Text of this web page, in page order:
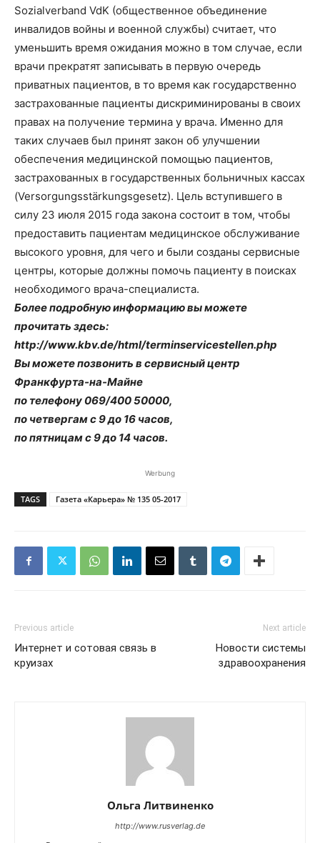
Sozialverband VdK (общественное объединение
инвалидов войны и военной службы) считает, что
уменьшить время ожидания можно в том случае, если
врачи прекратят записывать в первую очередь
приватных пациентов, в то время как государственно
застрахованные пациенты дискриминированы в своих
правах на получение термина у врача. Именно для
таких случаев был принят закон об улучшении
обеспечения медицинской помощью пациентов,
застрахованных в государственных больничных кассах
(Versorgungsstärkungsgesetz). Цель вступившего в
силу 23 июля 2015 года закона состоит в том, чтобы
предоставить пациентам медицинское обслуживание
высокого уровня, для чего и были созданы сервисные
центры, которые должны помочь пациенту в поисках
необходимого врача-специалиста.
Более подробную информацию вы можете
прочитать здесь:
http://www.kbv.de/html/terminservicestellen.php
Вы можете позвонить в сервисный центр
Франкфурта-на-Майне
по телефону 069/400 50000,
по четвергам с 9 до 16 часов,
по пятницам с 9 до 14 часов.
Werbung
TAGS Газета «Карьера» № 135 05-2017
Previous article
Интернет и сотовая связь в
круизах
Next article
Новости системы
здравоохранения
Ольга Литвиненко
http://www.rusverlag.de